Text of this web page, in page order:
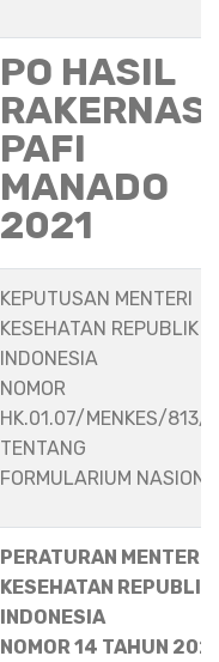
PO HASIL
RAKERNAS
PAFI
MANADO
2021
KEPUTUSAN MENTERI
KESEHATAN REPUBLIK
INDONESIA
NOMOR
HK.01.07/MENKES/813/
TENTANG
FORMULARIUM
PERATURAN MENTERI
KESEHATAN REPUBLIK
INDONESIA
NOMOR 14 TAHUN